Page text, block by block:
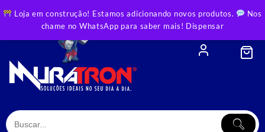
Loja em construção! Estamos adicionando novos produtos.
Nos
chame no WhatsApp para saber mais! Dispensar
to